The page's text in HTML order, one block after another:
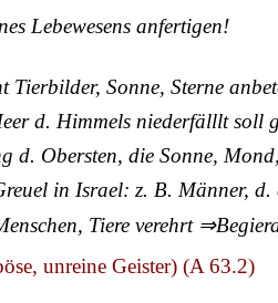
Lebewesens anfertigen!
Tierbilder, Sonne, Sterne
d. Himmels niederfälllt soll
d. Obersten, die Sonne,
in Israel: z. B. Männer, d.
Tiere verehrt
unreine Geister) (A 63.2)